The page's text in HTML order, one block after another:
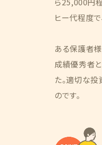
ヒー代程度
ある保護者
成績優秀者
た。適切な投
のです。